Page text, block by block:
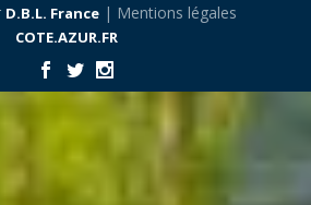
D.B.L. France| Mentions légales
COTE.AZUR.FR